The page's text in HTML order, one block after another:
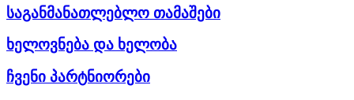
საგანმანათლებლო თამაშები
ხელოვნება და ხელობა
ჩვენი პარტნიორები